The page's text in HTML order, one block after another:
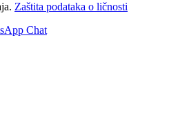
Zaštita podataka o ličnosti
Chat